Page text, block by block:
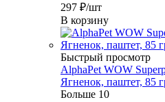
297 ₽/шт
В корзину
Быстрый просмотр
AlphaPet WOW
Ягненок, паштет, 85
Больше 10